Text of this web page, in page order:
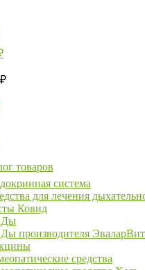
₽
товаров
система
для лечения
Ковид
производителя Эвалар
средства